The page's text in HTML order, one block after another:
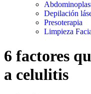
Depilación
Presoterapia
Limpieza
6 factores
a celulitis